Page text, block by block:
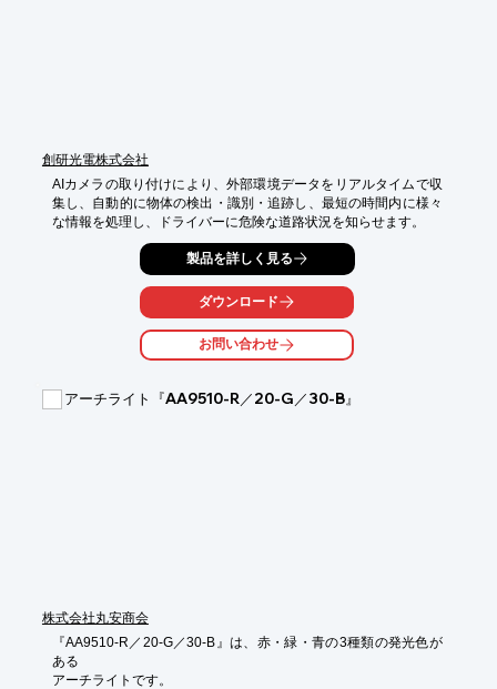
合わせください。
創研光電株式会社
AIカメラの取り付けにより、外部環境データをリアルタイムで収
集し、自動的に物体の検出・識別・追跡し、最短の時間内に様々
な情報を処理し、ドライバーに危険な道路状況を知らせます。
製品を詳しく見る
ダウンロード
お問い合わせ
アーチライト『AA9510-R／20-G／30-B』
株式会社丸安商会
『AA9510-R／20-G／30-B』は、赤・緑・青の3種類の発光色が
ある
アーチライトです。